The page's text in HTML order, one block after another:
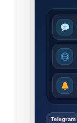
Telegram